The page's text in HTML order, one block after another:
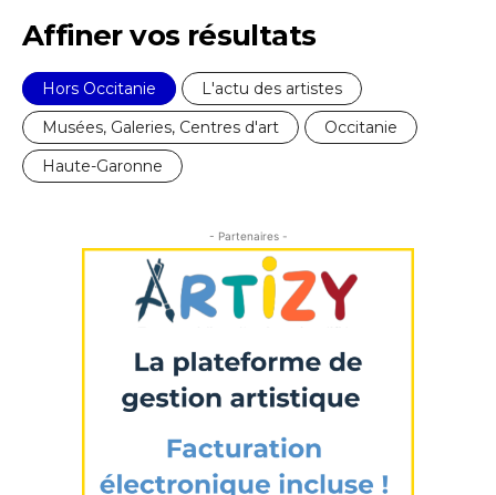
J'accepte lestermes et conditions
* Champ obligatoire
Prénom
Statut / Organisation
* Champ obligatoire
Affiner vos résultats
Hors Occitanie
L'actu des artistes
Musées, Galeries, Centres d'art
Occitanie
Haute-Garonne
- Partenaires -